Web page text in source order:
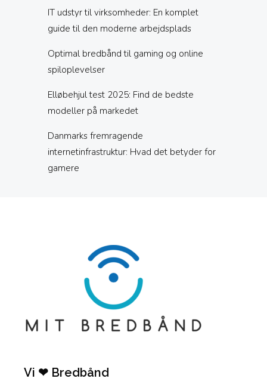
IT udstyr til virksomheder: En komplet
guide til den moderne arbejdsplads
Optimal bredbånd til gaming og online
spiloplevelser
Elløbehjul test 2025: Find de bedste
modeller på markedet
Danmarks fremragende
internetinfrastruktur: Hvad det betyder for
gamere
Vi ❤ Bredbånd